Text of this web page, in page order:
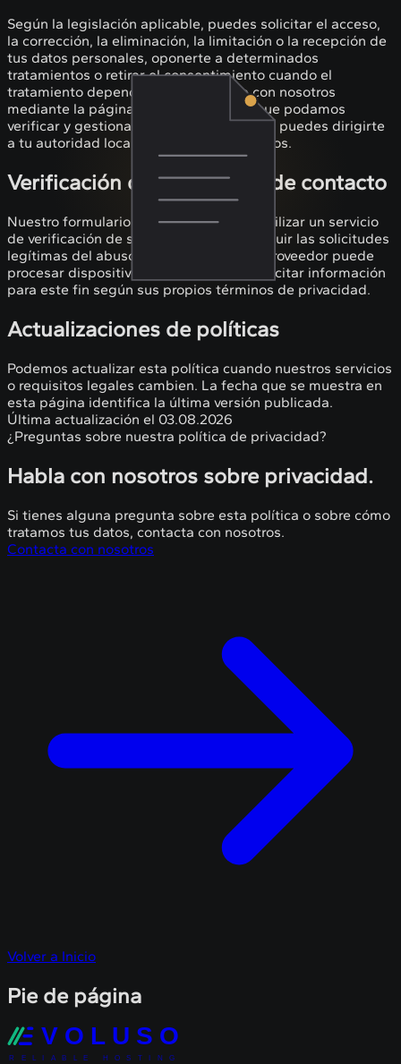
Según la legislación aplicable, puedes solicitar el acceso,
la corrección, la eliminación, la limitación o la recepción de
tus datos personales, oponerte a determinados
tratamientos o retirar el consentimiento cuando el
tratamiento dependa de él. Contacta con nosotros
mediante la página de Contacto para que podamos
verificar y gestionar tu solicitud. También puedes dirigirte
a tu autoridad local de protección de datos.
Verificación del formulario de contacto
Nuestro formulario de contacto puede utilizar un servicio
de verificación de seguridad para distinguir las solicitudes
legítimas del abuso automatizado. Ese proveedor puede
procesar dispositivos e IP limitados y solicitar información
para este fin según sus propios términos de privacidad.
Actualizaciones de políticas
Podemos actualizar esta política cuando nuestros servicios
o requisitos legales cambien. La fecha que se muestra en
esta página identifica la última versión publicada.
Última actualización el 03.08.2026
¿Preguntas sobre nuestra política de privacidad?
Habla con nosotros sobre privacidad.
Si tienes alguna pregunta sobre esta política o sobre cómo
tratamos tus datos, contacta con nosotros.
Contacta con nosotros
Volver a Inicio
Pie de página
VOLUSO
RELIABLE HOSTING